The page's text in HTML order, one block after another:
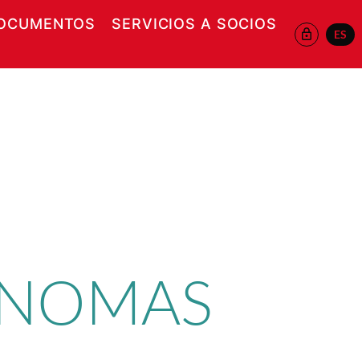
SERVICIOS A SOCIOS
ES